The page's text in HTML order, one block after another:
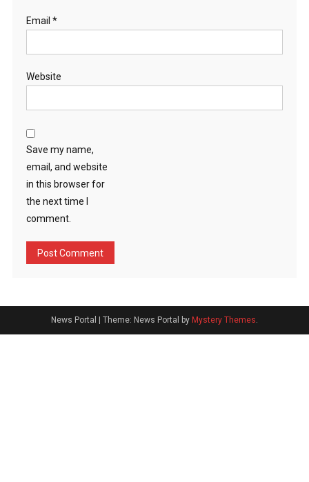
Email *
Website
Save my name,
email, and website
in this browser for
the next time I
comment.
News Portal | Theme: News Portal by Mystery Themes